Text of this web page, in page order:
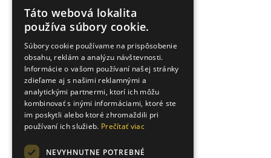
UKRAINIAN
Táto webová lokalita
používa súbory cookie.
Súbory cookie používame na prispôsobenie
obsahu, reklám a analýzu návštevnosti.
Informácie o vašom používaní našej stránky
zdieľame aj s našimi reklamnými a
analytickými partnermi, ktorí ich môžu
kombinovať s inými informáciami, ktoré ste
im poskytli alebo ktoré zhromaždili pri
používaní ich služieb. Prečítať viac
NEVYHNUTNE POTREBNÉ